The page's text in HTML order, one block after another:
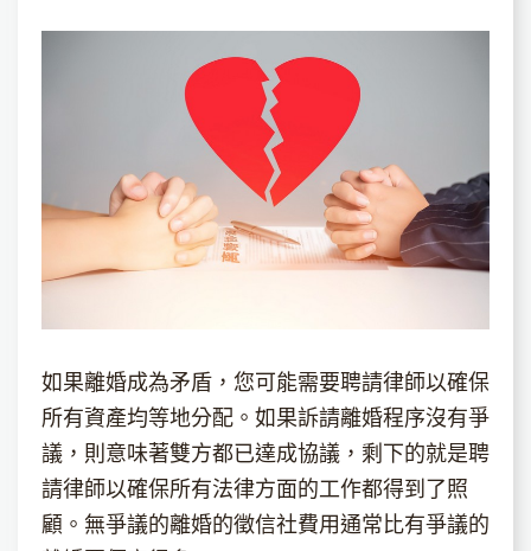
如果離婚成為矛盾，您可能需要聘請律師以確保
所有資產均等地分配。如果訴請離婚程序沒有爭
議，則意味著雙方都已達成協議，剩下的就是聘
請律師以確保所有法律方面的工作都得到了照
顧。無爭議的離婚的徵信社費用通常比有爭議的